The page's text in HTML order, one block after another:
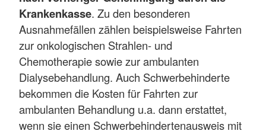
Krankenkasse. Zu den besonderen
Ausnahmefällen zählen beispielsweise Fahrten
zur onkologischen Strahlen- und
Chemotherapie sowie zur ambulanten
Dialysebehandlung. Auch Schwerbehinderte
bekommen die Kosten für Fahrten zur
ambulanten Behandlung u.a. dann erstattet,
wenn sie einen Schwerbehindertenausweis mit